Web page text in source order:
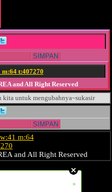
and All Right Reserved
kita untuk mengubahnya~sukasir
and All Right Reserved
»